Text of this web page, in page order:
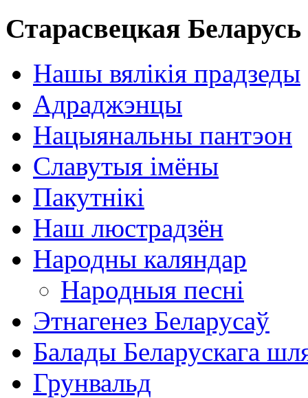
Старасвецкая Беларусь
Нашы вялікія прадзеды
Адраджэнцы
Нацыянальны пантэон
Славутыя імёны
Пакутнікі
Наш люстрадзён
Народны каляндар
Народныя песні
Этнагенез Беларусаў
Балады Беларускага
Грунвальд